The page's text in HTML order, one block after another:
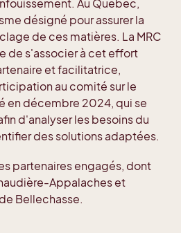
Au Québec,
désigné pour assurer la
de ces matières. La MRC
de s'associer à cet effort
et facilitatrice,
au comité sur le
en décembre 2024, qui se
d'analyser les besoins du
des solutions adaptées.
partenaires engagés, dont
Appalaches et
Bellechasse.